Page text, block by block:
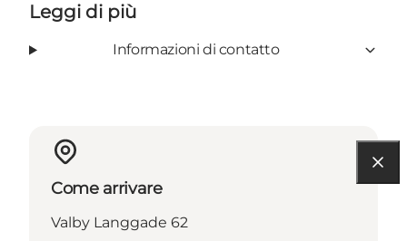
Leggi di più
Informazioni di contatto
Come arrivare
Valby Langgade 62